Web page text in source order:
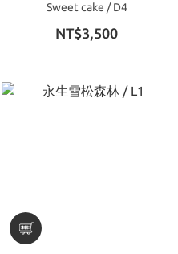
Sweet cake / D4
NT$3,500